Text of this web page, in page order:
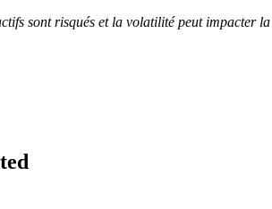
sont risqués et la volatilité peut impacter